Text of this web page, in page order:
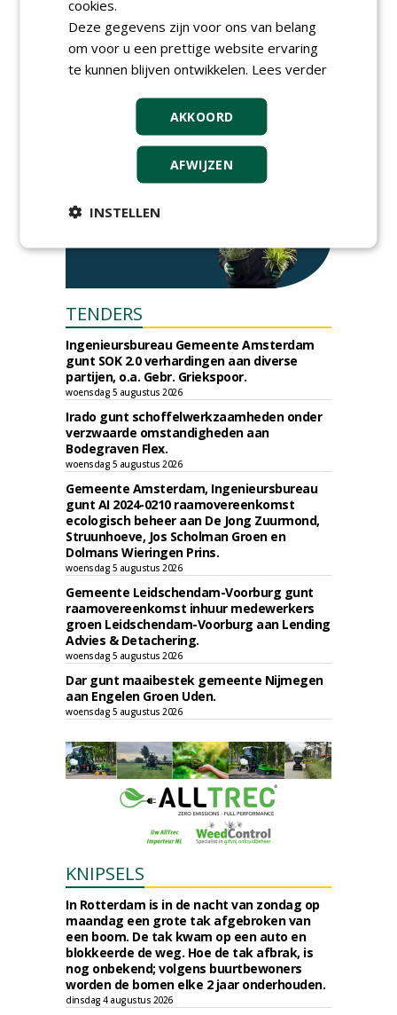
dakontwikkeling
vrijdag 18 september 2026
TENDERS
Ingenieursbureau Gemeente Amsterdam
gunt SOK 2.0 verhardingen aan diverse
partijen, o.a. Gebr. Griekspoor.
woensdag 5 augustus 2026
Irado gunt schoffelwerkzaamheden onder
verzwaarde omstandigheden aan
Bodegraven Flex.
woensdag 5 augustus 2026
Gemeente Amsterdam, Ingenieursbureau
gunt AI 2024-0210 raamovereenkomst
ecologisch beheer aan De Jong Zuurmond,
Struunhoeve, Jos Scholman Groen en
Dolmans Wieringen Prins.
woensdag 5 augustus 2026
Gemeente Leidschendam-Voorburg gunt
raamovereenkomst inhuur medewerkers
groen Leidschendam-Voorburg aan Lending
Advies & Detachering.
woensdag 5 augustus 2026
Dar gunt maaibestek gemeente Nijmegen
aan Engelen Groen Uden.
woensdag 5 augustus 2026
KNIPSELS
In Rotterdam is in de nacht van zondag op
maandag een grote tak afgebroken van
een boom. De tak kwam op een auto en
blokkeerde de weg. Hoe de tak afbrak, is
nog onbekend; volgens buurtbewoners
worden de bomen elke 2 jaar onderhouden.
dinsdag 4 augustus 2026
cookies.
Deze gegevens zijn voor ons van belang
om voor u een prettige website ervaring
te kunnen blijven ontwikkelen. Lees verder
AKKOORD
AFWIJZEN
INSTELLEN